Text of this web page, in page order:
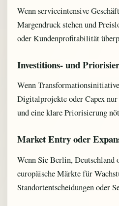
Wenn serviceintensive
Margendruck stehen und
oder Kundenprofitabilität
Investitions- und
Wenn
Digitalprojekte oder Capex
und eine klare Priorisierung
Market Entry oder
Wenn Sie Berlin, Deutschland
europäische Märkte für
Standortentscheidungen oder